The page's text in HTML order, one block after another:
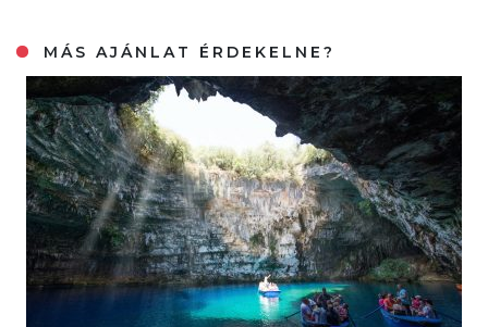
MÁS AJÁNLAT ÉRDEKELNE?